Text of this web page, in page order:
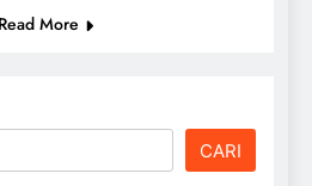
Read More
CARI